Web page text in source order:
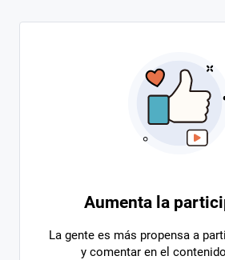
Aumenta la
La gente es más propensa a
y comentar en el